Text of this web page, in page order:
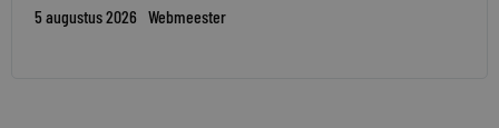
5 augustus 2026 Webmeester